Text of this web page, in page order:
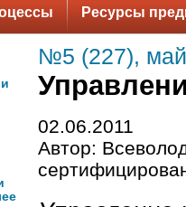
Ресурсы
№5 (227), май
02.06.2011
Автор: